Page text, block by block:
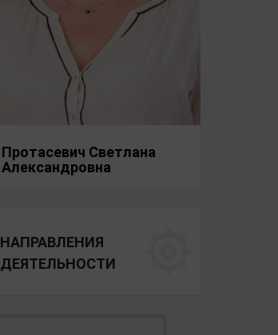
Протасевич Светлана
Александровна
НАПРАВЛЕНИЯ
ДЕЯТЕЛЬНОСТИ